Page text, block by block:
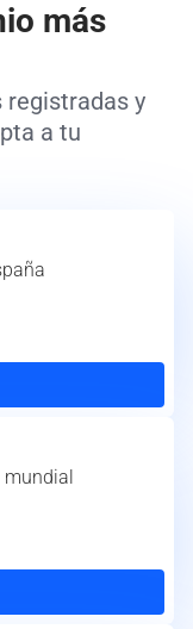
más
registradas y
a tu